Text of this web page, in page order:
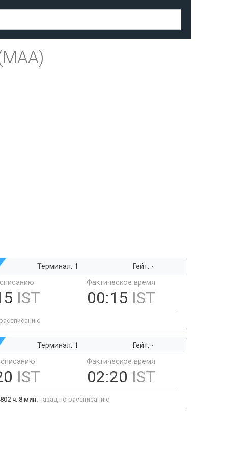
Терминал: 1
Гейт: -
IST
Фактическое время
00:15 IST
Терминал: 1
Гейт: -
IST
Фактическое время
02:20 IST
ч. 8 мин. назад по рассписанию